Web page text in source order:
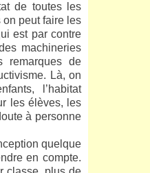
de toutes les
peut faire les
est par contre
machineries
remarques de
Là, on
l’habitat
les élèves, les
à personne
quelque
en compte.